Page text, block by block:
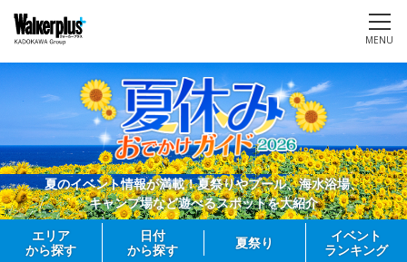
MENU
夏のイベント情報が満載！夏祭りやプール、海水浴場、
キャンプ場など遊べるスポットを大紹介
エリア
から探す
日付
から探す
夏祭り
イベント
ランキング